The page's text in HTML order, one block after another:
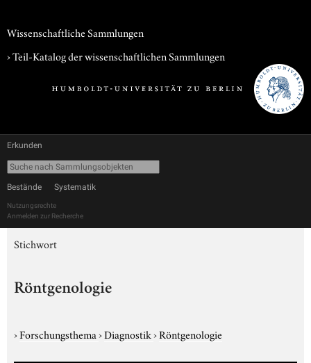
Wissenschaftliche Sammlungen
› Teil-Katalog der wissenschaftlichen Sammlungen
Erkunden
Bestände Systematik
Nutzungsrechte
Anmelden zur Recherche
Stichwort
Röntgenologie
›Forschungsthema›Diagnostik›Röntgenologie